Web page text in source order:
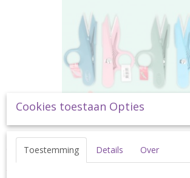
Cookies toestaan Opties
Toestemming Details Over
Opry Draadschaar Kleur Petrol
Opry Draadschaar Kleur Petrol Met de
€ 4,95